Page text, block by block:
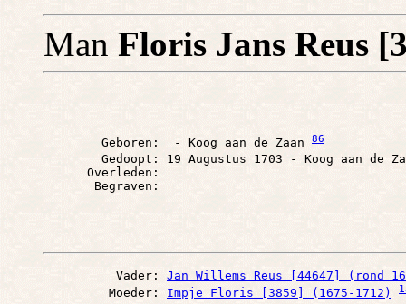
Man Floris Jans Reus
        Geboren:  - Koog aan de Zaan
86
Gedoopt: 19 Augustus 1703 - Koog aan de
      Overleden:
          Vader:
Jan Willems Reus [44647] (rond
         Moeder:
Impje Floris [3859] (1675-1712)